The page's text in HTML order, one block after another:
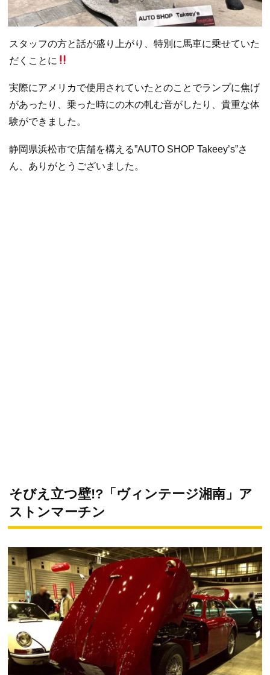
スタッフの方と話が盛り上がり、特別に馬車に乗せていた
だくことに
実際にアメリカで使用されていたとのことでランプに焦げ
があったり、乗った時にの木の軋む音がしたり、貴重な体
験ができました。
静岡県浜松市で店舗を構える”AUTO SHOP Takeey’s”さ
ん、ありがとうございました。
そびえ立つ壁!?「ヴィンテージ湘南」ア
ストンマーチン